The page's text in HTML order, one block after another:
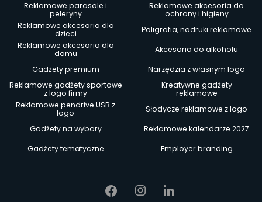
Reklamowe parasole i
peleryny
Reklamowe akcesoria do
ochrony i higieny
Reklamowe akcesoria dla
dzieci
Poligrafia, nadruki reklamowe
Reklamowe akcesoria dla
domu
Akcesoria do alkoholu
Gadżety premium
Narzędzia z własnym logo
Reklamowe gadżety sportowe
z logo firmy
Kreatywne gadżety
reklamowe
Reklamowe pendrive USB z
logo
Słodycze reklamowe z logo
Gadżety na wybory
Reklamowe kalendarze 2027
Gadżety tematyczne
Employer branding